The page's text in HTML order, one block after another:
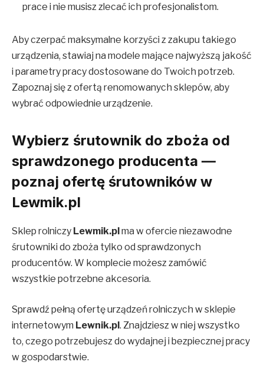
prace i nie musisz zlecać ich profesjonalistom.
Aby czerpać maksymalne korzyści z zakupu takiego
urządzenia, stawiaj na modele mające najwyższą jakość
i parametry pracy dostosowane do Twoich potrzeb.
Zapoznaj się z ofertą renomowanych sklepów, aby
wybrać odpowiednie urządzenie.
Wybierz śrutownik do zboża od
sprawdzonego producenta —
poznaj ofertę śrutowników w
Lewmik.pl
Sklep rolniczy Lewmik.plma w ofercie niezawodne
śrutowniki do zboża tylko od sprawdzonych
producentów. W komplecie możesz zamówić
wszystkie potrzebne akcesoria.
Sprawdź pełną ofertę urządzeń rolniczych w sklepie
internetowym Lewnik.pl. Znajdziesz w niej wszystko
to, czego potrzebujesz do wydajnej i bezpiecznej pracy
w gospodarstwie.